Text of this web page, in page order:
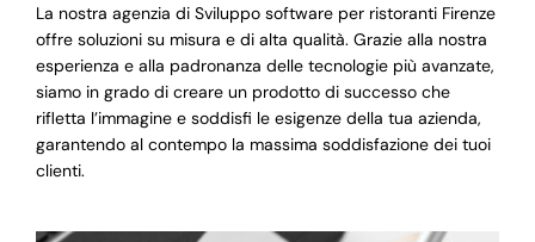
La nostra agenzia di Sviluppo software per ristoranti Firenze
offre soluzioni su misura e di alta qualità. Grazie alla nostra
esperienza e alla padronanza delle tecnologie più avanzate,
siamo in grado di creare un prodotto di successo che
rifletta l’immagine e soddisfi le esigenze della tua azienda,
garantendo al contempo la massima soddisfazione dei tuoi
clienti.